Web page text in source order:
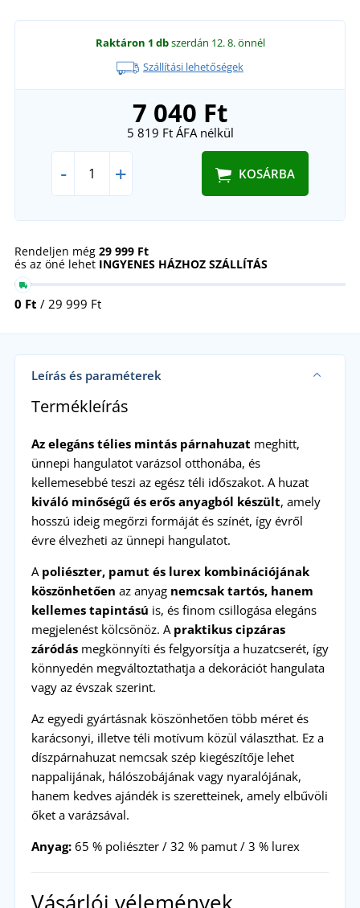
Raktáron 1 dbszerdán 12. 8.önnél
Szállítási lehetőségek
7 040 Ft
5 819 FtÁFA nélkül
- + KOSÁRBA
Rendeljen még 29 999 Ft
és az öné lehet INGYENES HÁZHOZ SZÁLLÍTÁS
0 Ft / 29 999 Ft
Leírás és paraméterek
Termékleírás
Az elegáns télies mintás párnahuzat meghitt,
ünnepi hangulatot varázsol otthonába, és
kellemesebbé teszi az egész téli időszakot. A huzat
kiváló minőségű és erős anyagból készült, amely
hosszú ideig megőrzi formáját és színét, így évről
évre élvezheti az ünnepi hangulatot.
A poliészter, pamut és lurex kombinációjának
köszönhetően az anyag nemcsak tartós, hanem
kellemes tapintású is, és finom csillogása elegáns
megjelenést kölcsönöz. A praktikus cipzáras
záródásmegkönnyíti és felgyorsítja a huzatcserét, így
könnyedén megváltoztathatja a dekorációt hangulata
vagy az évszak szerint.
Az egyedi gyártásnak köszönhetően több méret és
karácsonyi, illetve téli motívum közül választhat. Ez a
díszpárnahuzat nemcsak szép kiegészítője lehet
nappalijának, hálószobájának vagy nyaralójának,
hanem kedves ajándék is szeretteinek, amely elbűvöli
őket a varázsával.
Anyag:65 % poliészter / 32 % pamut / 3 % lurex